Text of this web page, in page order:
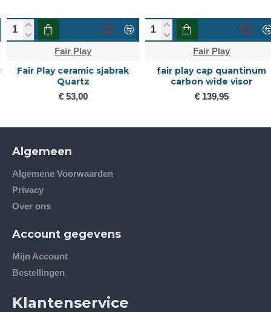
Fair Play
Fair Play ceramic sjabrak
Quartz
€ 53,00
Fair Play
fair play cap quantinum
carbon wide visor
€ 139,95
Algemeen
Algemene Voorwaarden
Privacy
Over ons
Account gegevens
Mijn Account
Bestellingen
Klantenservice